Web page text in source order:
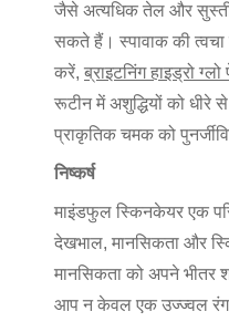
जैसे अत्यधिक तेल और
सकते हैं। स्पावाक की त्वचा
करें, ब्राइटनिंग हाइड्रो
रूटीन में अशुद्धियों को
प्राकृतिक चमक को
निष्कर्ष
माइंडफुल स्किनकेयर एक
देखभाल, मानसिकता और
मानसिकता को अपने भीतर
आप न केवल एक उज्ज्वल रंग